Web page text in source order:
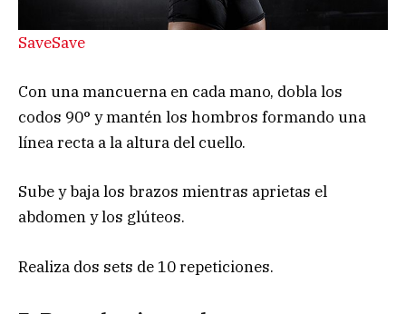
SaveSave
Con una mancuerna en cada mano, dobla los
codos 90° y mantén los hombros formando una
línea recta a la altura del cuello.
Sube y baja los brazos mientras aprietas el
abdomen y los glúteos.
Realiza dos sets de 10 repeticiones.